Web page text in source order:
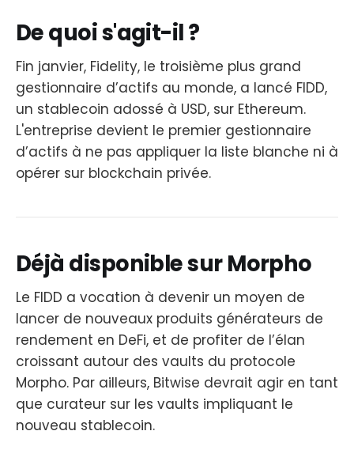
De quoi s'agit-il ?
Fin janvier, Fidelity, le troisième plus grand
gestionnaire d’actifs au monde, a lancé FIDD,
un stablecoin adossé à USD, sur Ethereum.
L'entreprise devient le premier gestionnaire
d’actifs à ne pas appliquer la liste blanche ni à
opérer sur blockchain privée.
Déjà disponible sur Morpho
Le FIDD a vocation à devenir un moyen de
lancer de nouveaux produits générateurs de
rendement en DeFi, et de profiter de l’élan
croissant autour des vaults du protocole
Morpho. Par ailleurs, Bitwise devrait agir en tant
que curateur sur les vaults impliquant le
nouveau stablecoin.